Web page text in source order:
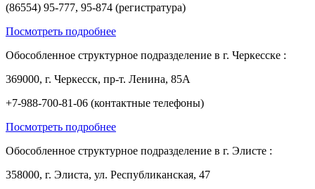
(86554) 95-777, 95-874 (регистратура)
Посмотреть подробнее
Обособленное структурное подразделение в г. Черкесске :
369000, г. Черкесск, пр-т. Ленина, 85А
+7-988-700-81-06 (контактные телефоны)
Посмотреть подробнее
Обособленное структурное подразделение в г. Элисте :
358000, г. Элиста, ул. Республиканская, 47